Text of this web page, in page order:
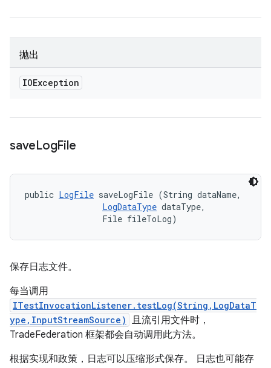
抛出
IOException
saveLogFile
public LogFile saveLogFile (String dataName,
LogDataType dataType,
                File fileToLog)
保存日志文件。
每当调用
ITestInvocationListener.testLog(String,LogDataT
ype,InputStreamSource) 且流引用文件时，
TradeFederation 框架都会自动调用此方法。
根据实现和政策，日志可以压缩形式保存。 日志也可能存